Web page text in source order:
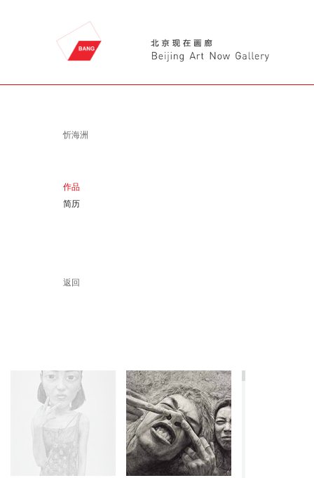
返回
忻海洲
作品
简历